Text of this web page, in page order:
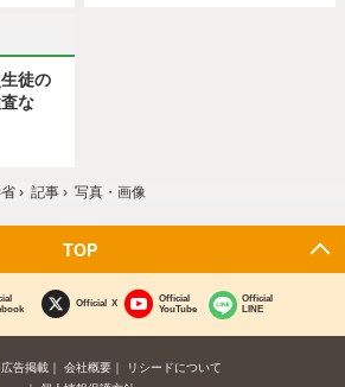
徒の
な
› 記事 › 写真・画像
TOP
Official X
Official
YouTube
Official
LINE
広告掲載 会社概要
リシードについて